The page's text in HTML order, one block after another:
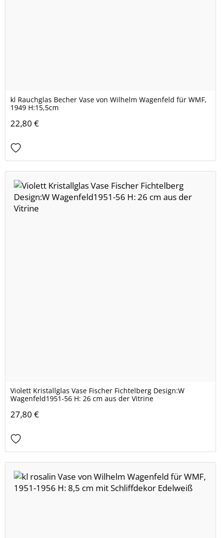
kl Rauchglas Becher Vase von Wilhelm Wagenfeld für WMF,
1949 H:15,5cm
22,80 €
Violett Kristallglas Vase Fischer Fichtelberg Design:W
Wagenfeld1951-56 H: 26 cm aus der Vitrine
27,80 €